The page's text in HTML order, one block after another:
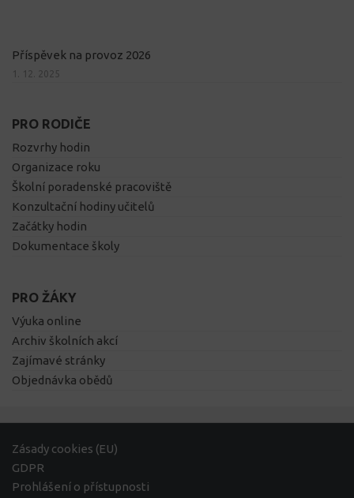
Příspěvek na provoz 2026
1. 12. 2025
PRO RODIČE
Rozvrhy hodin
Organizace roku
Školní poradenské pracoviště
Konzultační hodiny učitelů
Začátky hodin
Dokumentace školy
PRO ŽÁKY
Výuka online
Archiv školních akcí
Zajímavé stránky
Objednávka obědů
Zásady cookies (EU)
GDPR
Prohlášení o přístupnosti